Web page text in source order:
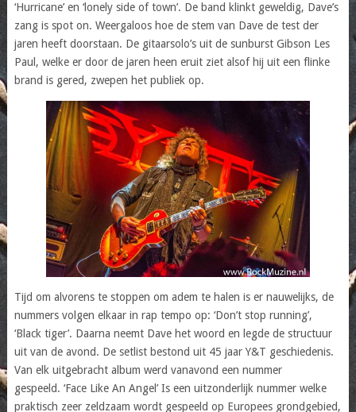
‘Hurricane’ en ‘lonely side of town’. De band klinkt geweldig, Dave’s
zang is spot on. Weergaloos hoe de stem van Dave de test der
jaren heeft doorstaan. De gitaarsolo’s uit de sunburst Gibson Les
Paul, welke er door de jaren heen eruit ziet alsof hij uit een flinke
brand is gered, zwepen het publiek op.
Tijd om alvorens te stoppen om adem te halen is er nauwelijks, de
nummers volgen elkaar in rap tempo op: ‘Don’t stop running’,
‘Black tiger’. Daarna neemt Dave het woord en legde de structuur
uit van de avond. De setlist bestond uit 45 jaar Y&T geschiedenis.
Van elk uitgebracht album werd vanavond een nummer
gespeeld. ‘Face Like An Angel’ Is een uitzonderlijk nummer welke
praktisch zeer zeldzaam wordt gespeeld op Europees grondgebied,